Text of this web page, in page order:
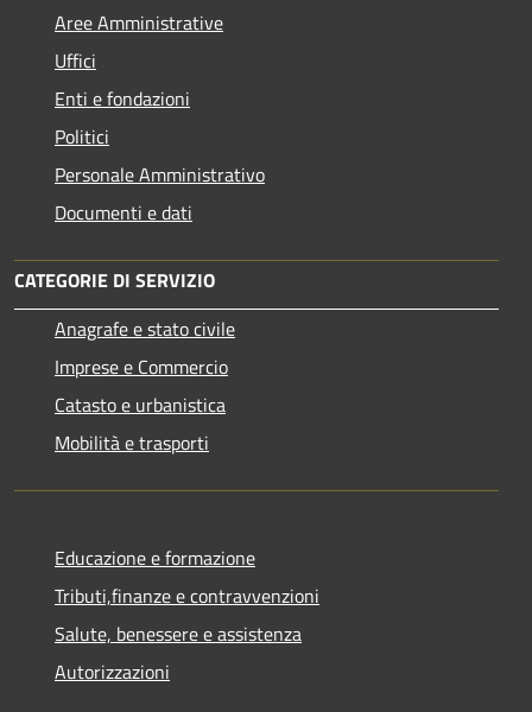
Aree Amministrative
Uffici
Enti e fondazioni
Politici
Personale Amministrativo
Documenti e dati
CATEGORIE DI SERVIZIO
Anagrafe e stato civile
Imprese e Commercio
Catasto e urbanistica
Mobilità e trasporti
Educazione e formazione
Tributi,finanze e contravvenzioni
Salute, benessere e assistenza
Autorizzazioni